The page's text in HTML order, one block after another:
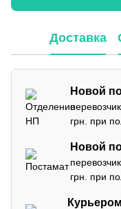
Доставка
Новой
грн. при
Новой
грн. при